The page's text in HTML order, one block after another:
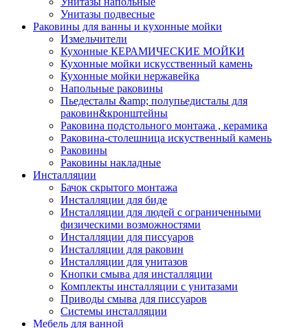
Унитазы подвесные
Раковины для ванны и кухонные мойки
Измельчители
Кухонные КЕРАМИЧЕСКИЕ МОЙКИ
Кухонные мойки искусственный камень
Кухонные мойки нержавейка
Напольные раковины
Пьедесталы &amp; полупьедисталы для
раковин&кронштейны
Раковина подстольного монтажа , керамика
Раковина-столешница искуственный камень
Раковины
Раковины накладные
Инсталляции
Бачок скрытого монтажа
Инсталляции для биде
Инсталляции для людей с ограниченными
физическими возможностями
Инсталляции для писсуаров
Инсталляции для раковин
Инсталляции для унитазов
Кнопки смыва для инсталляции
Комплекты инсталляции с унитазами
Приводы смыва для писсуаров
Системы инсталляции
Мебель для ванной